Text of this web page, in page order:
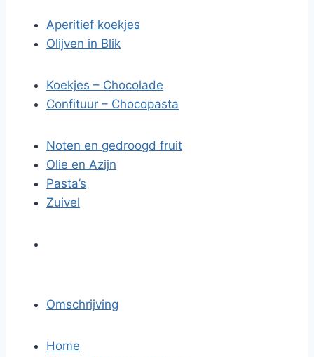
Aperitief koekjes
Olijven in Blik
Koekjes – Chocolade
Confituur – Chocopasta
Noten en gedroogd fruit
Olie en Azijn
Pasta’s
Zuivel
Omschrijving
Home